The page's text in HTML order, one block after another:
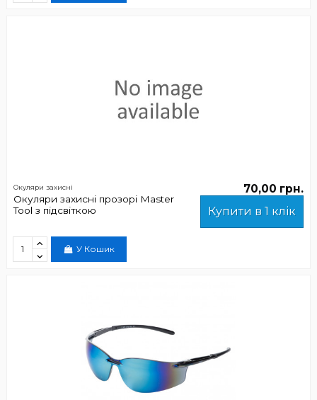
Окуляри захисні
Окуляри захисні прозорі Master
Tool з підсвіткою
70,00 грн.
Купити в 1 клік
У Кошик